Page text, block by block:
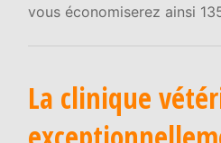
vous économiserez ainsi
La clinique